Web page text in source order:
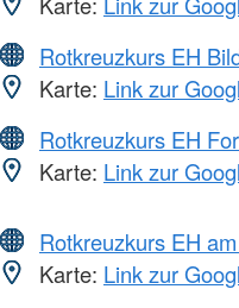
Rotkreuzkurs EH
Karte: Link zur
Rotkreuzkurs EH
Karte: Link zur
Rotkreuzkurs EH
Karte: Link zur